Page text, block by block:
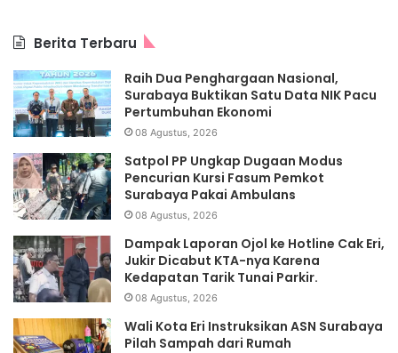
Berita Terbaru
Raih Dua Penghargaan Nasional,
Surabaya Buktikan Satu Data NIK Pacu
Pertumbuhan Ekonomi
08 Agustus, 2026
Satpol PP Ungkap Dugaan Modus
Pencurian Kursi Fasum Pemkot
Surabaya Pakai Ambulans
08 Agustus, 2026
Dampak Laporan Ojol ke Hotline Cak Eri,
Jukir Dicabut KTA-nya Karena
Kedapatan Tarik Tunai Parkir.
08 Agustus, 2026
Wali Kota Eri Instruksikan ASN Surabaya
Pilah Sampah dari Rumah